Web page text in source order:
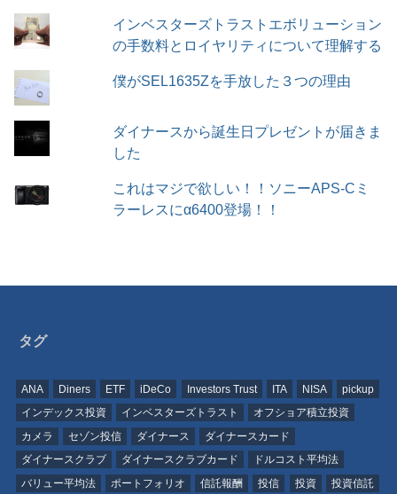
インベスターズトラストエボリューション
の手数料とロイヤリティについて理解する
僕がSEL1635Zを手放した３つの理由
ダイナースから誕生日プレゼントが届きま
した
これはマジで欲しい！！ソニーAPS-Cミ
ラーレスにα6400登場！！
タグ
ANA Diners ETF iDeCo Investors Trust ITA NISA
pickup
インデックス投資
インベスターズトラスト
オフショア積立投資
カメラ
セゾン投信 ダイナース
ダイナースカード
ダイナースクラブ
ダイナースクラブカード
ドルコスト平均法
バリュー平均法
ポートフォリオ 信託報酬 投信 投資
投資信託